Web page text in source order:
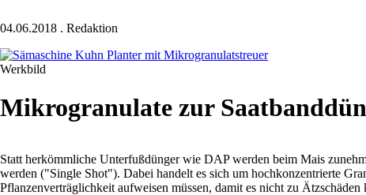
04.06.2018 . Redaktion
Werkbild
Mikrogranulate zur
Statt herkömmliche Unterfußdünger wie DAP werden beim Mais
werden ("Single Shot"). Dabei handelt es sich um hochkonzentrierte
Pflanzenverträglichkeit aufweisen müssen, damit es nicht zu Ätzschäden